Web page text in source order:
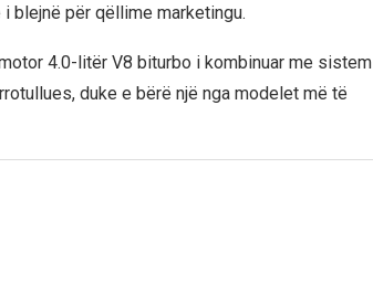
blejnë për qëllime marketingu.
4.0-litër V8 biturbo i kombinuar me sistem
duke e bërë një nga modelet më të